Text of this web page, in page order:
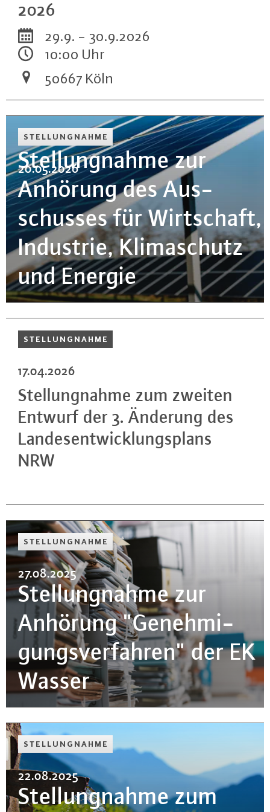
2026
29.9. - 30.9.2026
10:00 Uhr
50667 Köln
STEL­LUNG­NAH­ME
20.05.2026
Stel­lung­nah­me zur
Anhörung des Aus­
schus­ses für Wirt­schaft,
Industrie, Kli­ma­schutz
und Energie
STEL­LUNG­NAH­ME
17.04.2026
Stel­lung­nah­me zum zweiten
Entwurf der 3. Änderung des
Lan­des­ent­wick­lungs­plans
NRW
STEL­LUNG­NAH­ME
27.08.2025
Stel­lung­nah­me zur
Anhörung "Ge­neh­mi­
gungs­ver­fah­ren" der EK
Wasser
STEL­LUNG­NAH­ME
22.08.2025
Stel­lung­nah­me zum